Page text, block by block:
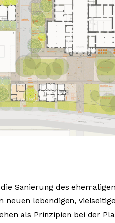
Sanierung des
lebendigen,
als Prinzipien bei der